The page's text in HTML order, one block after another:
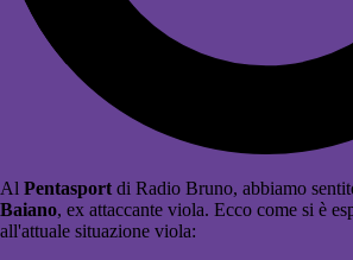
Al Pentasportdi Radio Bruno, abbiamo
Baiano, ex attaccante viola. Ecco come si è
all'attuale situazione viola: